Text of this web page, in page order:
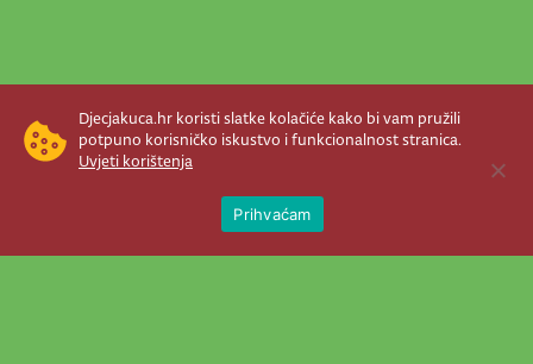
Djecjakuca.hr koristi slatke kolačiće kako bi vam pružili
potpuno korisničko iskustvo i funkcionalnost stranica.
Uvjeti korištenja
Prihvaćam